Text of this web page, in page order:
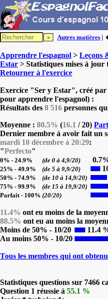
Autres matières |
Apprendre l'espagnol > Leçons
Estar > Statistiques mises à jour
Retourner à l'exercice
Exercice "Ser y Estar", créé par
pour apprendre l'espagnol) :
Résultats des 8 516 personnes
Moyenne : 80.5% (16.1 / 20)
Dernier membre à avoir fait un
mardi 10 décembre à 20:29:
"Perfecto"
0% - 24.9% (de 0 à 4,9/20)
25% - 49.9% (de 5 à 9,9/20)
50% - 74.9% (de 10 à 14,9/20)
75% - 99.9% (de 15 à 19,9/20)
Parfait - 100% (20/20)
11.4% ont eu moins de la
88.5% ont eu au moins la
Moins de 50% - 10/20
11.4
Au moins 50% - 10/20
Tous les membres qui ont
Statistiques questions sur 7466
Question 1 réussie à 55.1 %